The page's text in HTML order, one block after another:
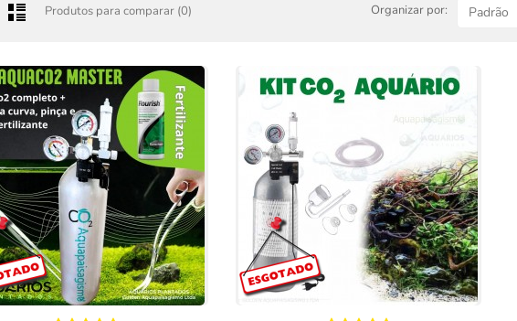
Produtos para comparar (0) Organizar por: Padrão